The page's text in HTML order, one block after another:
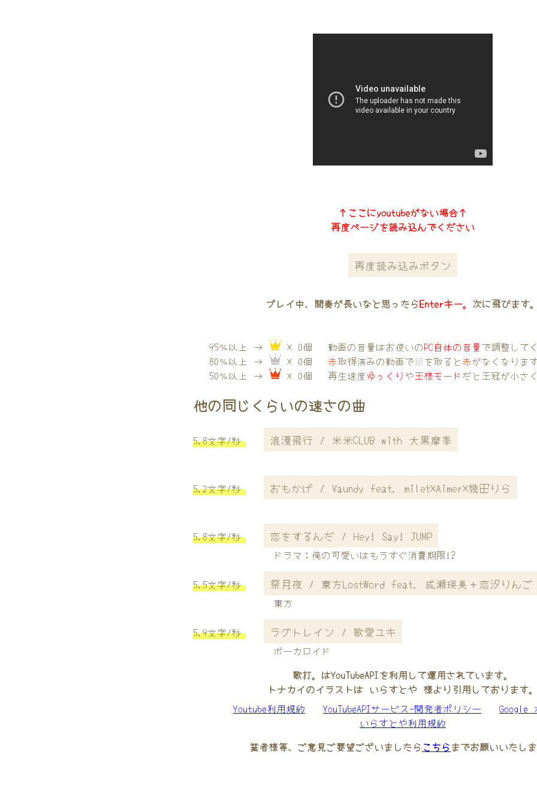
↑ここにyoutubeがない場合↑
再度ページを読み込んでください
再度読み込みボタン
プレイ中、間奏が長いなと思ったらEnterキー。 次に飛びます
95％以上 →
× 0個
80％以上 →
× 0個
50％以上 →
× 0個
動画の音量はお使いのPC自体の音量で調整して
赤取得済みの動画で銀を取ると赤がなくなりま
再生速度ゆっくりや王様モード だと王冠が小さ
他の同じくらいの速さの曲
5.8文字/秒 浪漫飛行 / 米米CLUB with 大黒摩季
5.2文字/秒 おもかげ / Vaundy feat. milet×Aimer×幾田りら
5.8文字/秒 恋をするんだ / Hey! Say! JUMP
ドラマ：俺の可愛いはもうすぐ消費期限!?
5.5文字/秒 祭月夜 / 東方LostWord feat. 成瀬瑛美＋恋汐りんご
東方
5.9文字/秒 ラグトレイン / 歌愛ユキ
ボーカロイド
歌打。はYouTubeAPIを利用して運用されています。
トナカイのイラストは いらすとや 様より引用しております
Youtube利用規約
YouTubeAPIサービス-開発者ポリシー
Google
いらすとや利用規約
業者様等、ご意見ご要望ございましたら こちらまでお願いいたし